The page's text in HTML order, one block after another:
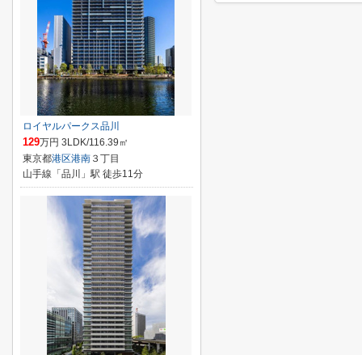
ロイヤルパークス品川
129万円 3LDK/116.39㎡
東京都港区港南 ３丁目
山手線「品川」駅 徒歩11分